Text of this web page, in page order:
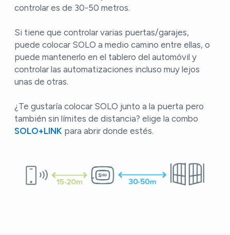
controlar es de 30-50 metros.
Si tiene que controlar varias puertas/garajes,
puede colocar SOLO a medio camino entre ellas, o
puede mantenerlo en el tablero del automóvil y
controlar las automatizaciones incluso muy lejos
unas de otras.
¿Te gustaría colocar SOLO junto a la puerta pero
también sin límites de distancia? elige la combo
SOLO+LINK para abrir donde estés.